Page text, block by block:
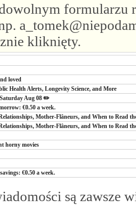
formularzu
kliknięty.
loved
Health Alerts, Longevity Science, and More
Aug 08 ✏️
€0.50 a week.
Mother-Flâneurs, and When to Read
Mother-Flâneurs, and When to Read
horny movies
€0.50 a week.
są zawsze